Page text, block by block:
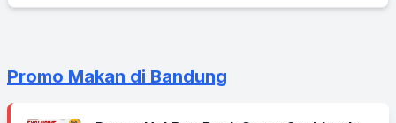
Promo Makan di Bandung